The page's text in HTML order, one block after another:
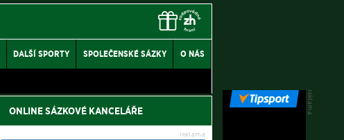
DALŠÍ SPORTY SPOLEČENSKÉ SÁZKY O NÁS
ONLINE SÁZKOVÉ KANCELÁŘE